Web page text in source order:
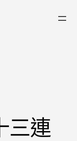
三連